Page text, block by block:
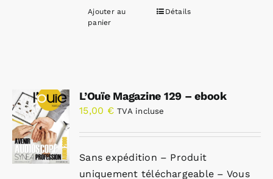
Ajouter au
panier
Détails
L’Ouïe Magazine 129 – ebook
15,00 € TVA incluse
Sans expédition – Produit
uniquement téléchargeable – Vous